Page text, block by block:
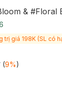
& #Floral
trị giá 198K (SL có
(9%)